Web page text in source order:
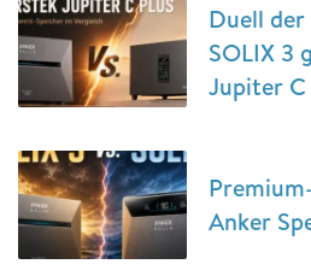
Duell der
SOLIX 3
Jupiter C
Anker